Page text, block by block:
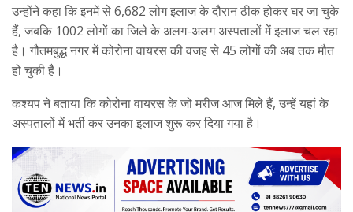
उन्होंने कहा कि इनमें से 6,682 लोग इलाज के दौरान ठीक होकर घर जा चुके
हैं, जबकि 1002 लोगों का जिले के अलग-अलग अस्पतालों में इलाज चल रहा
है। गौतमबुद्ध नगर में कोरोना वायरस की वजह से 45 लोगों की अब तक मौत
हो चुकी है।
कश्यप ने बताया कि कोरोना वायरस के जो मरीज आज मिले हैं, उन्हें यहां के
अस्पतालों में भर्ती कर उनका इलाज शुरू कर दिया गया है।